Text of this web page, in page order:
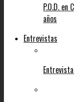
P.O.D.
años
Entrevistas